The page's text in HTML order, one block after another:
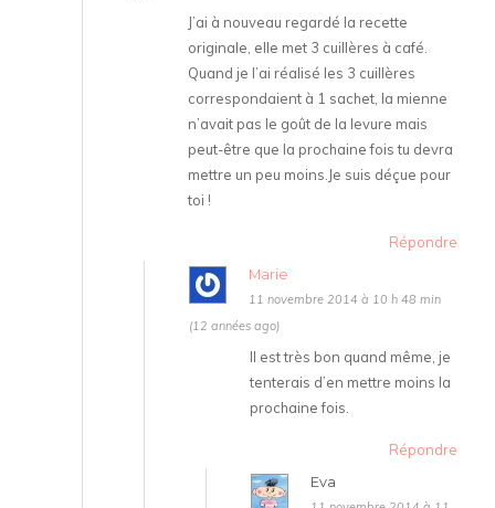
J’ai à nouveau regardé la recette
originale, elle met 3 cuillères à café.
Quand je l’ai réalisé les 3 cuillères
correspondaient à 1 sachet, la mienne
n’avait pas le goût de la levure mais
peut-être que la prochaine fois tu devra
mettre un peu moins.Je suis déçue pour
toi !
Répondre
Marie
11 novembre 2014 à 10 h 48 min
(12 années ago)
Il est très bon quand même, je
tenterais d’en mettre moins la
prochaine fois.
Répondre
Eva